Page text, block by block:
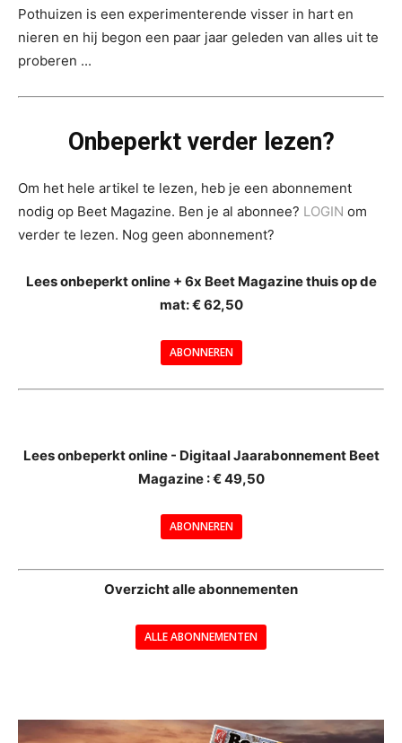
Pothuizen is een experimenterende visser in hart en
nieren en hij begon een paar jaar geleden van alles uit te
proberen ...
Onbeperkt verder lezen?
Om het hele artikel te lezen, heb je een abonnement
nodig op Beet Magazine. Ben je al abonnee? LOGIN om
verder te lezen. Nog geen abonnement?
Lees onbeperkt online + 6x Beet Magazine thuis op de
mat: € 62,50
ABONNEREN
Lees onbeperkt online - Digitaal Jaarabonnement Beet
Magazine : € 49,50
ABONNEREN
Overzicht alle abonnementen
ALLE ABONNEMENTEN